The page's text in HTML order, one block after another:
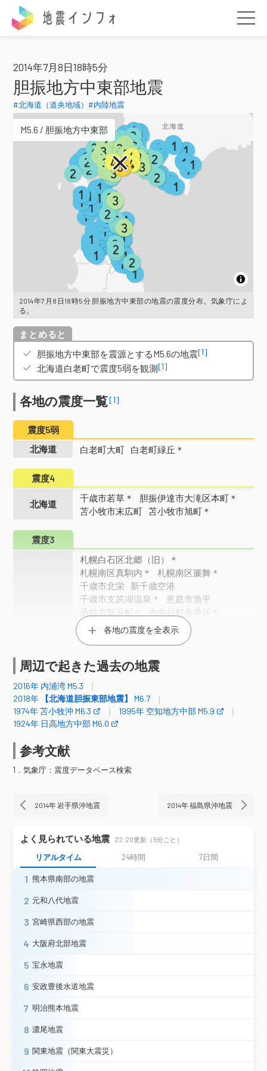
2014年7月8日18時5分
胆振地方中東部地震
#北海道（道央地域） #内陸地震
M5.6 / 胆振地方中東部
2014年7月8日18時5分 胆振地方中東部の地震の震度分布。気象庁によ
る。
概要
胆振地方中東部を震源とするM5.6の地震[1]
北海道白老町で震度5弱を観測[1]
各地の震度一覧[1]
震度5弱
北海道
白老町大町 白老町緑丘＊
震度4
北海道
千歳市若草＊
胆振伊達市大滝区本町＊
苫小牧市末広町 苫小牧市旭町＊
震度3
札幌白石区北郷（旧）＊
札幌南区真駒内＊
札幌南区簾舞＊
千歳市北栄
新千歳空港
千歳市支笏湖温泉＊
恵庭市漁平
函館市新浜町＊
赤井川村赤井川＊
ニセコ町中央通＊
真狩村真狩＊
留寿都村留寿都＊
喜茂別町喜茂別＊
胆振伊達市梅本 胆振伊達市末永町＊
登別市鉱山
厚真町京町＊
安平町早来北進＊
むかわ町松風＊
震度2
北海道
札幌中央区南４条＊
札幌北区太平＊
札幌東区元町＊
札幌豊平区月寒東＊
札幌西区琴似＊
札幌厚別区もみじ台＊
札幌手稲区前田＊
長万部町平里＊
函館市川汲町＊
せたな町北檜山区徳島＊
共和町南幌似＊
平取町振内＊
各地の震度を全表示
周辺で起きた過去の地震
2016年 内浦湾 M5.3
2018年
【北海道胆振東部地震】
M6.7
1974年 苫小牧沖 M6.3
1995年 空知地方中部 M5.9
1924年 日高地方中部 M6.0
参考文献
1．気象庁：震度データベース検索
2014年 岩手県沖地震 2014年 福島県沖地震
よく見られている地震 22:20更新（5分ごと）
リアルタイム 24時間 7日間
1 熊本県南部の地震
2 元和八代地震
3 宮崎県西部の地震
4 大阪府北部地震
5 宝永地震
6 安政豊後水道地震
7 明治熊本地震
8 濃尾地震
9 関東地震（関東大震災）